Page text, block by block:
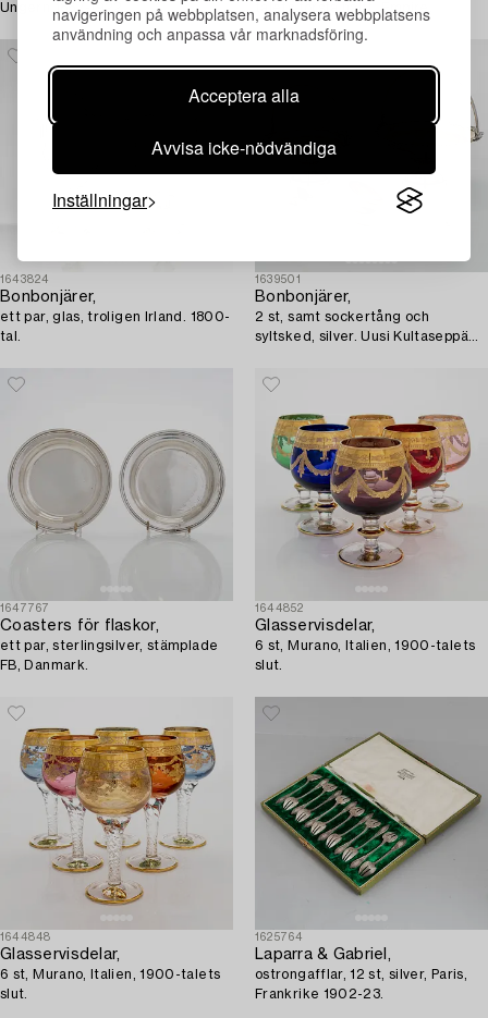
navigeringen på webbplatsen, analysera webbplatsens
användning och anpassa vår marknadsföring.
Acceptera alla
Avvisa icke-nödvändiga
Inställningar
Ungern 1867-1922. talets första hälft. Empire.
1643824
Bonbonjärer,
ett par, glas, troligen Irland. 1800-
tal.
1639501
Bonbonjärer,
2 st, samt sockertång och
syltsked, silver. Uusi Kultaseppä
1647767
Coasters för flaskor,
ett par, sterlingsilver, stämplade
FB, Danmark.
1644852
Glasservisdelar,
6 st, Murano, Italien, 1900-talets
slut.
1644848
Glasservisdelar,
6 st, Murano, Italien, 1900-talets
slut.
1625764
Laparra & Gabriel,
ostrongafflar, 12 st, silver, Paris,
Frankrike 1902-23.